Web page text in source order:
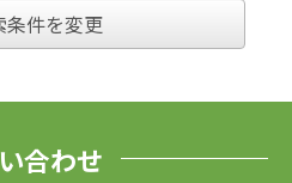
条件を変更
合わせ